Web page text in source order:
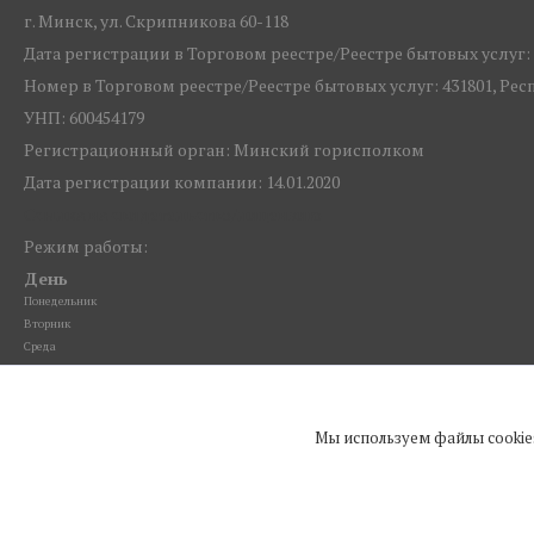
г. Минск, ул. Скрипникова 60-118
Дата регистрации в Торговом реестре/Реестре бытовых услуг:
Номер в Торговом реестре/Реестре бытовых услуг: 431801,
УНП: 600454179
Регистрационный орган: Минский горисполком
Дата регистрации компании: 14.01.2020
Режим работы:
День
Понедельник
Вторник
Среда
Четверг
Мы используем файлы